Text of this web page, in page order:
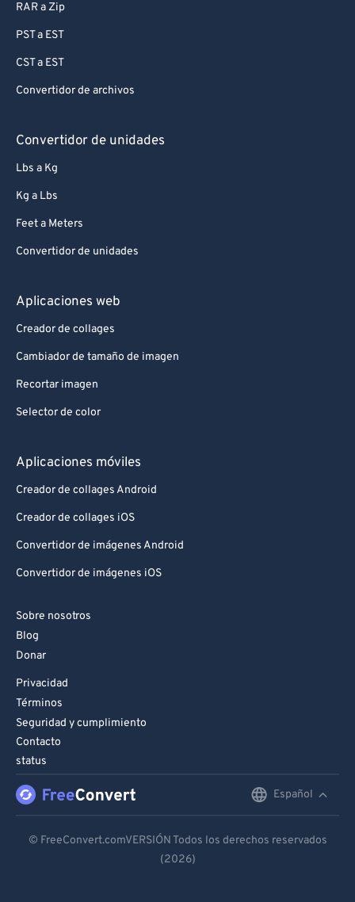
RAR a Zip
PST a EST
CST a EST
Convertidor de archivos
Convertidor de unidades
Lbs a Kg
Kg a Lbs
Feet a Meters
Convertidor de unidades
Aplicaciones web
Creador de collages
Cambiador de tamaño de imagen
Recortar imagen
Selector de color
Aplicaciones móviles
Creador de collages Android
Creador de collages iOS
Convertidor de imágenes Android
Convertidor de imágenes iOS
Sobre nosotros
Blog
Donar
Privacidad
Términos
Seguridad y cumplimiento
Contacto
status
Español
Español
© FreeConvert.comVERSIÓN Todos los derechos reservados
(2026)